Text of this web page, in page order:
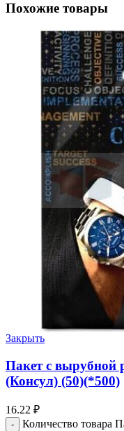
Похожие товары
Закрыть
Пакет с вырубной
(Консул) (50)(*500)
16.22 ₽
Количество товара